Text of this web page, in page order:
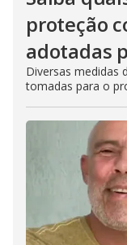
proteção
adotadas
Diversas medidas
tomadas para o